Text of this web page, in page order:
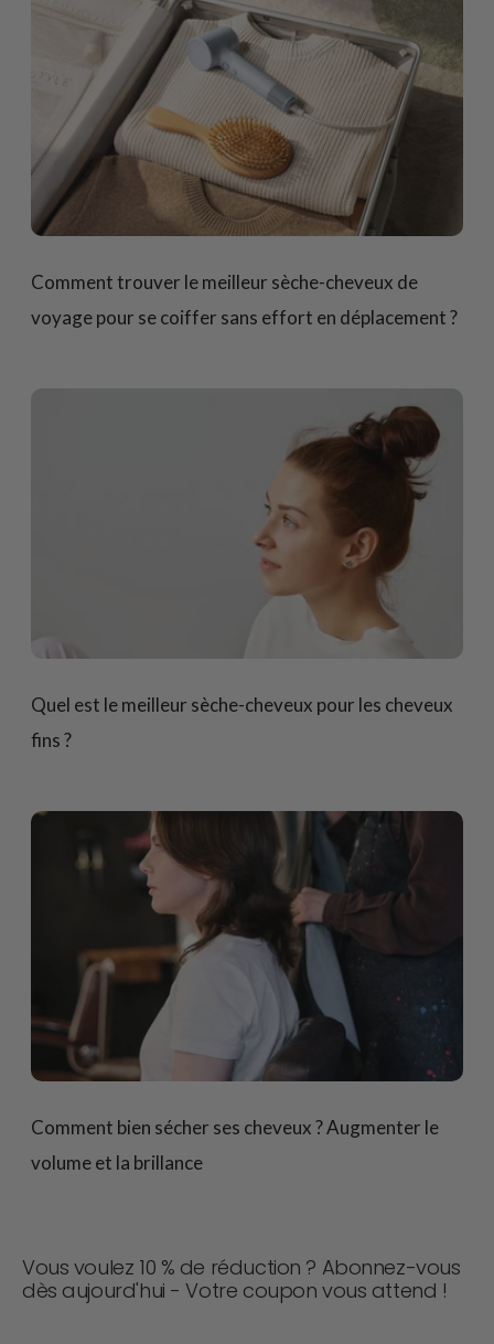
Comment trouver le meilleur sèche-cheveux de
voyage pour se coiffer sans effort en déplacement ?
Quel est le meilleur sèche-cheveux pour les cheveux
fins ?
Comment bien sécher ses cheveux ? Augmenter le
volume et la brillance
Vous voulez 10 % de réduction ? Abonnez-vous
dès aujourd'hui - Votre coupon vous attend !